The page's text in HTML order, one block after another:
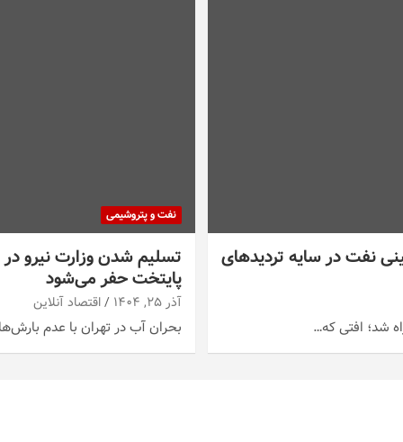
شنبه ۲۵ آذر ۱۴۰۴ / عقب‌نشینی نفت در سایه تردیدهای
نفت و پتروشیمی
پایتخت حفر می‌شود
آذر ۲۵, ۱۴۰۴ اقتصاد آنلاین
بحران آب در تهران با عدم